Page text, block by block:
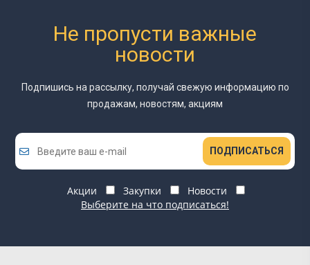
Не пропусти важные
новости
Подпишись на рассылку, получай свежую информацию по
продажам, новостям, акциям
ПОДПИСАТЬСЯ
Акции Закупки
Новости
Выберите на что подписаться!